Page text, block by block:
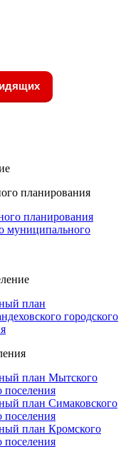
планирования
планирования
муниципального
план
городского
план Мытского
поселения
план Симаковского
поселения
план Кромского
поселения